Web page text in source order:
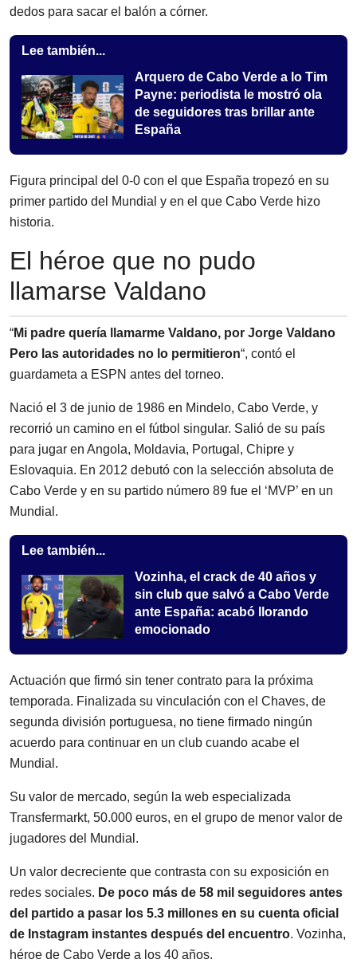
dedos para sacar el balón a córner.
Lee también...
Arquero de Cabo Verde a lo Tim
Payne: periodista le mostró ola
de seguidores tras brillar ante
España
Figura principal del 0-0 con el que España tropezó en su
primer partido del Mundial y en el que Cabo Verde hizo
historia.
El héroe que no pudo
llamarse Valdano
“Mi padre quería llamarme Valdano, por Jorge Valdano
Pero las autoridades no lo permitieron“, contó el
guardameta a ESPN antes del torneo.
Nació el 3 de junio de 1986 en Mindelo, Cabo Verde, y
recorrió un camino en el fútbol singular. Salió de su país
para jugar en Angola, Moldavia, Portugal, Chipre y
Eslovaquia. En 2012 debutó con la selección absoluta de
Cabo Verde y en su partido número 89 fue el ‘MVP’ en un
Mundial.
Lee también...
Vozinha, el crack de 40 años y
sin club que salvó a Cabo Verde
ante España: acabó llorando
emocionado
Actuación que firmó sin tener contrato para la próxima
temporada. Finalizada su vinculación con el Chaves, de
segunda división portuguesa, no tiene firmado ningún
acuerdo para continuar en un club cuando acabe el
Mundial.
Su valor de mercado, según la web especializada
Transfermarkt, 50.000 euros, en el grupo de menor valor de
jugadores del Mundial.
Un valor decreciente que contrasta con su exposición en
redes sociales. De poco más de 58 mil seguidores antes
del partido a pasar los 5.3 millones en su cuenta oficial
de Instagram instantes después del encuentro. Vozinha,
héroe de Cabo Verde a los 40 años.